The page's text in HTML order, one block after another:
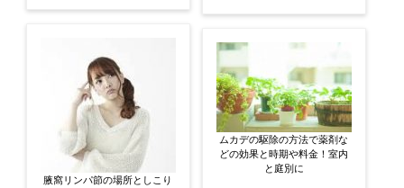
腋窩リンパ節の場所としこり
ムカデの駆除の方法で薬剤な
どの効果と時期や料金！室内
と庭別に